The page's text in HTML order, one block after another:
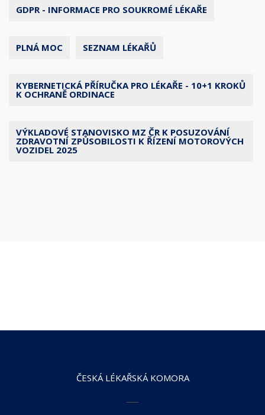
GDPR - INFORMACE PRO SOUKROMÉ LÉKAŘE
PLNÁ MOC SEZNAM LÉKAŘŮ
KYBERNETICKÁ PŘÍRUČKA PRO LÉKAŘE - 10+1 KROKŮ
K OCHRANĚ ORDINACE
VÝKLADOVÉ STANOVISKO MZ ČR K POSUZOVÁNÍ
ZDRAVOTNÍ ZPŮSOBILOSTI K ŘÍZENÍ MOTOROVÝCH
VOZIDEL 2025
ČESKÁ LÉKAŘSKÁ KOMORA